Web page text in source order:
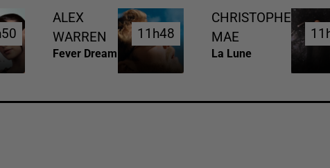
ALEX
WARREN
Fever Dream
11h48
11h48
CHRISTOPHE
MAE
La Lune